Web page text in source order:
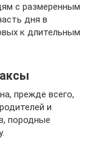
с размеренным
дня в
к длительным
прежде всего,
и
породные